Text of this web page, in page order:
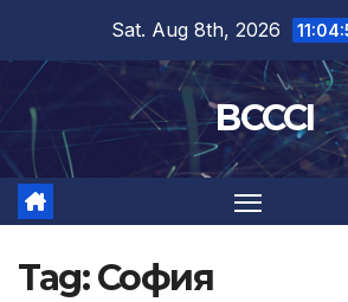
content
Sat. Aug 8th, 2026
BCCCI
Tag:София